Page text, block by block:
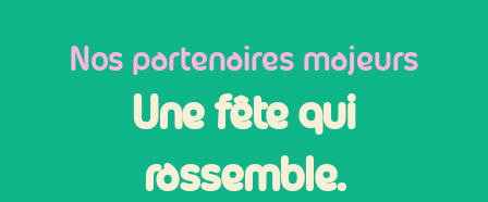
Nos partenaires majeurs
Une fête qui
rassemble.